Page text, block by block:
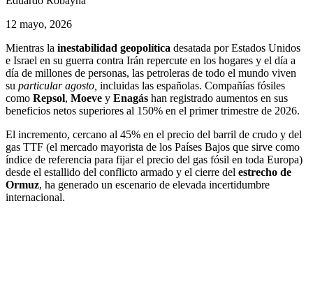
12 mayo, 2026
Mientras la inestabilidad geopolítica desatada por Estados Unidos
e Israel en su guerra contra Irán repercute en los hogares y el día a
día de millones de personas, las petroleras de todo el mundo viven
su particular agosto, incluidas las españolas. Compañías fósiles
como Repsol, Moeve y Enagás han registrado aumentos en sus
beneficios netos superiores al 150% en el primer trimestre de 2026.
El incremento, cercano al 45% en el precio del barril de crudo y del
gas TTF (el mercado mayorista de los Países Bajos que sirve como
índice de referencia para fijar el precio del gas fósil en toda Europa)
desde el estallido del conflicto armado y el cierre del estrecho de
Ormuz, ha generado un escenario de elevada incertidumbre
internacional.